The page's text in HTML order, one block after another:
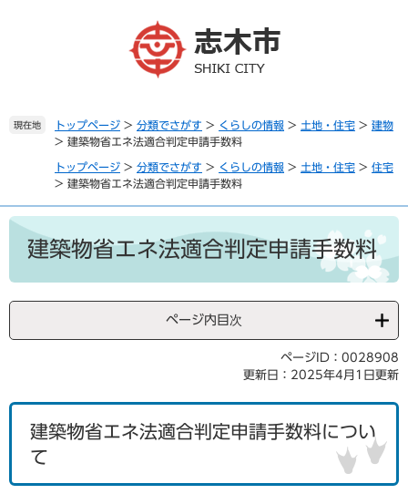
へ
現在地 トップページ > 分類でさがす > くらしの情報 > 土地・住宅 > 建物
> 建築物省エネ法適合判定申請手数料
トップページ > 分類でさがす > くらしの情報 > 土地・住宅 > 住宅
> 建築物省エネ法適合判定申請手数料
本
建築物省エネ法適合判定申請手数料
ページ内目次
ページID：0028908
更新日：2025年4月1日更新
建築物省エネ法適合判定申請手数料につい
て